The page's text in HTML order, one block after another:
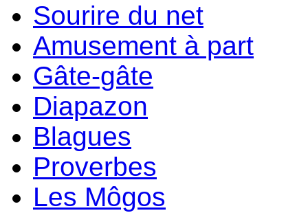
Sourire du net
Amusement à part
Gâte-gâte
Diapazon
Blagues
Proverbes
Les Môgos